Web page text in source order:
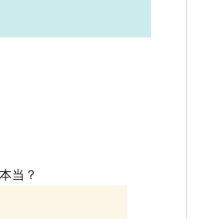
当？